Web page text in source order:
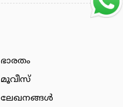
ഭാരതം
മൂവീസ്
ലേഖനങ്ങള്‍